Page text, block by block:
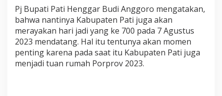
g
u
s
t
u
s
N
a
Pj Bupati Pati Henggar Budi Anggoro mengatakan,
bahwa nantinya Kabupaten Pati juga akan
merayakan hari jadi yang ke 700 pada 7 Agustus
2023 mendatang. Hal itu tentunya akan momen
penting karena pada saat itu Kabupaten Pati juga
menjadi tuan rumah Porprov 2023.